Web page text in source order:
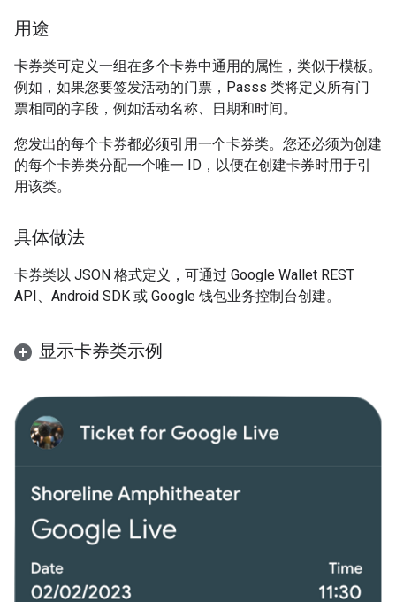
用途
卡券类可定义一组在多个卡券中通用的属性，类似于模板。
例如，如果您要签发活动的门票，Passs 类将定义所有门
票相同的字段，例如活动名称、日期和时间。
您发出的每个卡券都必须引用一个卡券类。您还必须为创建
的每个卡券类分配一个唯一 ID，以便在创建卡券时用于引
用该类。
具体做法
卡券类以 JSON 格式定义，可通过 Google Wallet REST
API、Android SDK 或 Google 钱包业务控制台创建。
显示卡券类示例